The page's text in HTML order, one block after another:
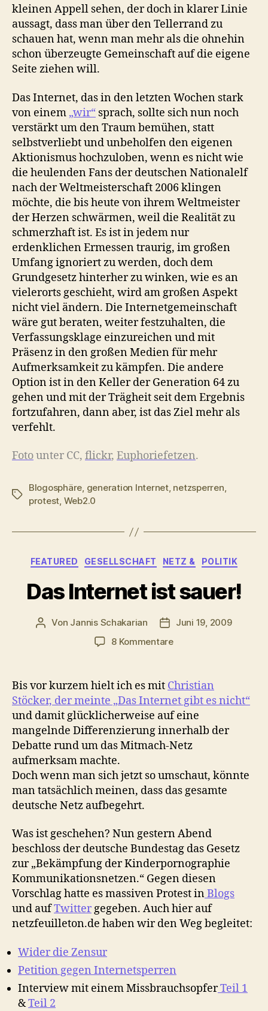
kleinen Appell sehen, der doch in klarer Linie
aussagt, dass man über den Tellerrand zu
schauen hat, wenn man mehr als die ohnehin
schon überzeugte Gemeinschaft auf die eigene
Seite ziehen will.
Das Internet, das in den letzten Wochen stark
von einem „wir“ sprach, sollte sich nun noch
verstärkt um den Traum bemühen, statt
selbstverliebt und unbeholfen den eigenen
Aktionismus hochzuloben, wenn es nicht wie
die heulenden Fans der deutschen Nationalelf
nach der Weltmeisterschaft 2006 klingen
möchte, die bis heute von ihrem Weltmeister
der Herzen schwärmen, weil die Realität zu
schmerzhaft ist. Es ist in jedem nur
erdenklichen Ermessen traurig, im großen
Umfang ignoriert zu werden, doch dem
Grundgesetz hinterher zu winken, wie es an
vielerorts geschieht, wird am großen Aspekt
nicht viel ändern. Die Internetgemeinschaft
wäre gut beraten, weiter festzuhalten, die
Verfassungsklage einzureichen und mit
Präsenz in den großen Medien für mehr
Aufmerksamkeit zu kämpfen. Die andere
Option ist in den Keller der Generation 64 zu
gehen und mit der Trägheit seit dem Ergebnis
fortzufahren, dann aber, ist das Ziel mehr als
verfehlt.
Fotounter CC, flickr, Euphoriefetzen.
Schlagwörter
Blogosphäre, generation Internet, netzsperren,
protest, Web2.0
Kategorien
FEATURED GESELLSCHAFT NETZ & POLITIK
Das Internet ist sauer!
Beitragsautor
Von Jannis Schakarian Veröffentlichungsdatum
Juni 19, 2009
8 Kommentarezu
ist
sauer!
Bis vor kurzem hielt ich es mit Christian
Stöcker, der meinte „Das Internet gibt es nicht“
und damit glücklicherweise auf eine
mangelnde Differenzierung innerhalb der
Debatte rund um das Mitmach-Netz
aufmerksam machte.
Doch wenn man sich jetzt so umschaut, könnte
man tatsächlich meinen, dass das gesamte
deutsche Netz aufbegehrt.
Was ist geschehen? Nun gestern Abend
beschloss der deutsche Bundestag das Gesetz
zur „Bekämpfung der Kinderpornographie
Kommunikationsnetzen.“ Gegen diesen
Vorschlag hatte es massiven Protest inBlogs
und aufTwittergegeben. Auch hier auf
netzfeuilleton.de haben wir den Weg begleitet:
Wider die Zensur
Petition gegen Internetsperren
Interview mit einem MissbrauchsopferTeil 1
&Teil 2